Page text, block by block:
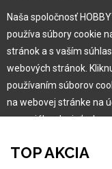
Pre zákazníka
Garancia najlepšej
Užívateľský manuál
Reklamácia
TOP AKCIA
Naša spoločnosť
používa súbory cookie
stránok a s vaším
webových stránok.
používaním súborov
na webovej stránke na
na sociálnych sieťach a
Viac informácií